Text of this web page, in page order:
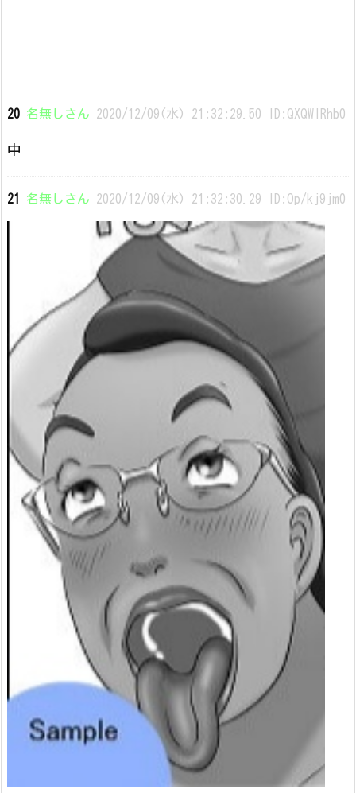
20 名無しさん 2020/12/09(水) 21:32:29.50 ID:QXQWlRhb0
中
21 名無しさん 2020/12/09(水) 21:32:30.29 ID:Op/kj9jm0